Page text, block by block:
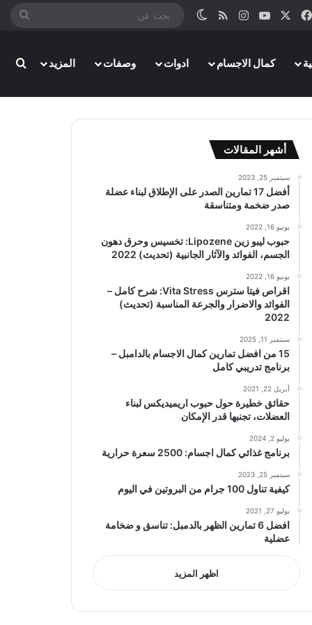
فيسبوك ‫YouTubeانستقرامملخص الموقع RSS
الوضع المظلم
كمال الاجسام ادوات وصفات المزيد
أشهر المقالات
سبتمبر 25, 2023
أفضل 17 تمارين الصدر على الإطلاق لبناء عضلة
صدر ضخمة ومتناسقة
يونيو 16, 2022
حبوب ليبو زين Lipozene: تخسيس وحرق دهون
الجسم، الفوائد والآثار الجانبية (تحديث) 2022
يونيو 16, 2022
اقراص فيتا سترس Vita Stress: شرح كامل –
الفوائد والاضرار والجرعة المناسبة (تحديث)
2022
سبتمبر 11, 2025
15 من افضل تمارين كمال الاجسام بالدامبل –
برنامج تدريبي كامل
أبريل 22, 2021
حقائق خطيرة حول حبوب اريميديكس لبناء
العضلات، تجنبها قدر الإمكان
يوليو 2, 2024
برنامج غذائي كمال اجسام: 2500 سعرة حرارية
سبتمبر 25, 2023
كيفية تناول 100 جرام من البروتين في اليوم
يوليو 27, 2021
افضل 6 تمارين الظهر بالدمبل: تناسق و ضخامة
عضلية
اظهر المزيد